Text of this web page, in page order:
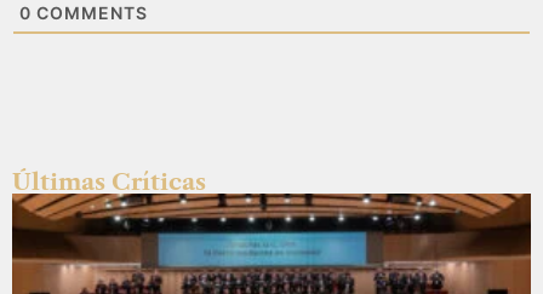
0 COMMENTS
Últimas Críticas